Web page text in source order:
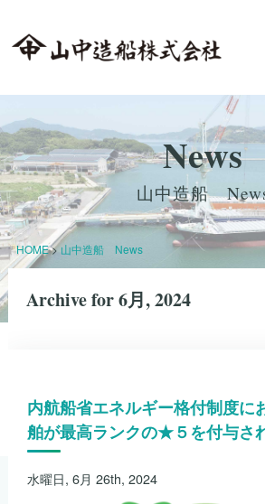
News
山中造船
HOME>山中造船 News
Archive for 6月, 2024
内航船省エネルギー格付制度に
舶が最高ランクの★５を付与さ
水曜日, 6月 26th, 2024